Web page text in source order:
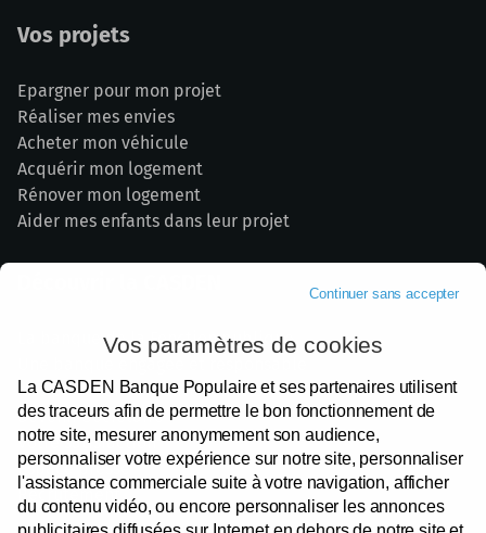
Vos projets
Epargner pour mon projet
Réaliser mes envies
Acheter mon véhicule
Acquérir mon logement
Rénover mon logement
Aider mes enfants dans leur projet
La banque de la Fonction publique
Nos partenaires institutionnels
Devenir Sociétaire
Votre satisfaction
Espace presse
Recrutement
Continuer sans accepter
Vos paramètres de cookies
La CASDEN Banque Populaire et ses partenaires utilisent
des traceurs afin de permettre le bon fonctionnement de
notre site, mesurer anonymement son audience,
personnaliser votre expérience sur notre site, personnaliser
l'assistance commerciale suite à votre navigation, afficher
du contenu vidéo, ou encore personnaliser les annonces